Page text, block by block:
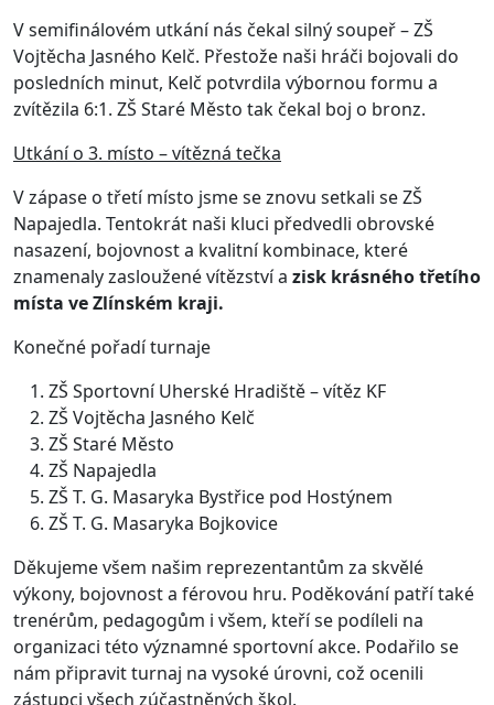
V semifinálovém utkání nás čekal silný soupeř – ZŠ
Vojtěcha Jasného Kelč. Přestože naši hráči bojovali do
posledních minut, Kelč potvrdila výbornou formu a
zvítězila 6:1. ZŠ Staré Město tak čekal boj o bronz.
Utkání o 3. místo – vítězná tečka
V zápase o třetí místo jsme se znovu setkali se ZŠ
Napajedla. Tentokrát naši kluci předvedli obrovské
nasazení, bojovnost a kvalitní kombinace, které
znamenaly zasloužené vítězství a zisk krásného třetího
místa ve Zlínském kraji.
Konečné pořadí turnaje
ZŠ Sportovní Uherské Hradiště – vítěz KF
ZŠ Vojtěcha Jasného Kelč
ZŠ Staré Město
ZŠ Napajedla
ZŠ T. G. Masaryka Bystřice pod Hostýnem
ZŠ T. G. Masaryka Bojkovice
Děkujeme všem našim reprezentantům za skvělé
výkony, bojovnost a férovou hru. Poděkování patří také
trenérům, pedagogům i všem, kteří se podíleli na
organizaci této významné sportovní akce. Podařilo se
nám připravit turnaj na vysoké úrovni, což ocenili
zástupci všech zúčastněných škol.